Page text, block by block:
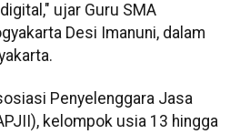
ujar Guru SMA
Desi Imanuni, dalam
Penyelenggara Jasa
kelompok usia 13 hingga